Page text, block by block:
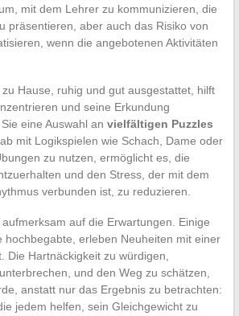
mit dem Lehrer zu kommunizieren, die
präsentieren, aber auch das Risiko von
wenn die angebotenen Aktivitäten
Hause, ruhig und gut ausgestattet, hilft
und seine Erkundung
eine Auswahl an vielfältigen Puzzles
mit Logikspielen wie Schach, Dame oder
zu nutzen, ermöglicht es, die
und den Stress, der mit dem
verbunden ist, zu reduzieren.
auf die Erwartungen. Einige
hochbegabte, erleben Neuheiten mit einer
Die Hartnäckigkeit zu würdigen,
und den Weg zu schätzen,
anstatt nur das Ergebnis zu betrachten:
jedem helfen, sein Gleichgewicht zu